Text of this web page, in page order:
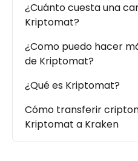
¿Cuánto cuesta una
Kriptomat?
¿Como puedo hacer
de Kriptomat?
¿Qué es Kriptomat?
Cómo transferir
Kriptomat a Kraken